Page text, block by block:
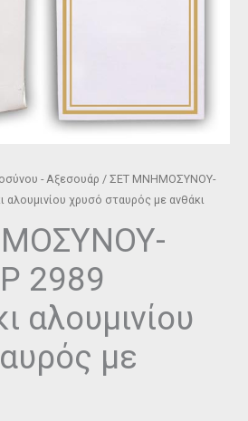
- Αξεσουάρ / ΣΕΤ ΜΝΗΜΟΣΥΝΟΥ-
χρυσό σταυρός με ανθάκι
2989
αλουμινίου
με